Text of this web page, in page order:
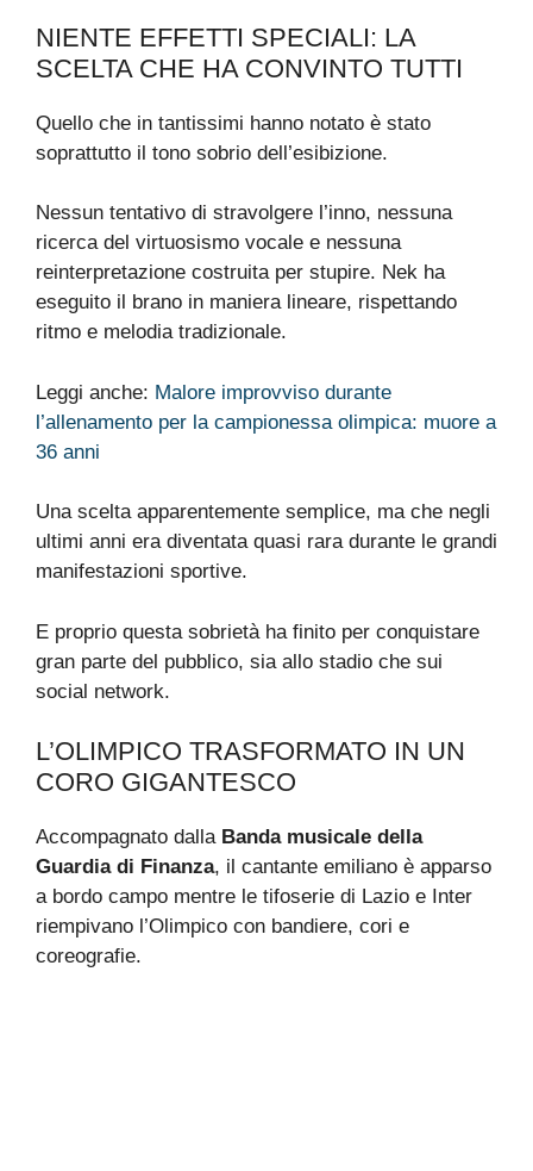
NIENTE EFFETTI SPECIALI: LA
SCELTA CHE HA CONVINTO TUTTI
Quello che in tantissimi hanno notato è stato
soprattutto il tono sobrio dell’esibizione.
Nessun tentativo di stravolgere l’inno, nessuna
ricerca del virtuosismo vocale e nessuna
reinterpretazione costruita per stupire. Nek ha
eseguito il brano in maniera lineare, rispettando
ritmo e melodia tradizionale.
Leggi anche: Malore improvviso durante
l’allenamento per la campionessa olimpica: muore a
36 anni
Una scelta apparentemente semplice, ma che negli
ultimi anni era diventata quasi rara durante le grandi
manifestazioni sportive.
E proprio questa sobrietà ha finito per conquistare
gran parte del pubblico, sia allo stadio che sui
social network.
L’OLIMPICO TRASFORMATO IN UN
CORO GIGANTESCO
Accompagnato dalla Banda musicale della
Guardia di Finanza, il cantante emiliano è apparso
a bordo campo mentre le tifoserie di Lazio e Inter
riempivano l’Olimpico con bandiere, cori e
coreografie.